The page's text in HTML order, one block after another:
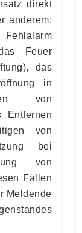
direkt
anderem:
Feuer
das
in
von
Entfernen
von
bei
von
Fällen
Meldende